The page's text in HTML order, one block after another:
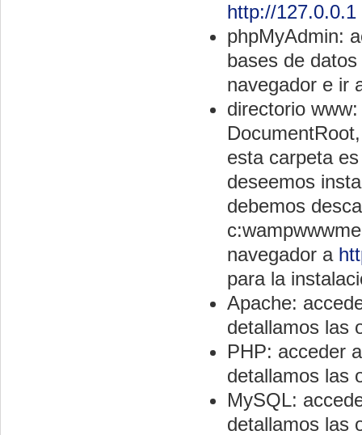
http://127.0.0.1
phpMyAdmin:
bases de
navegador e ir
directorio
esta carpeta
deseemos
debemos
navegador a
para la
Apache:
detallamos las
PHP: acceder
detallamos las
MySQL:
detallamos las